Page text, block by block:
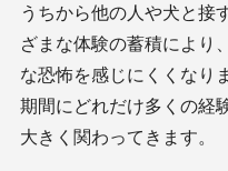
うちから他の人や犬と接
ざまな体験の蓄積により
な恐怖を感じにくくなり
期間にどれだけ多くの経
大きく関わってきます。